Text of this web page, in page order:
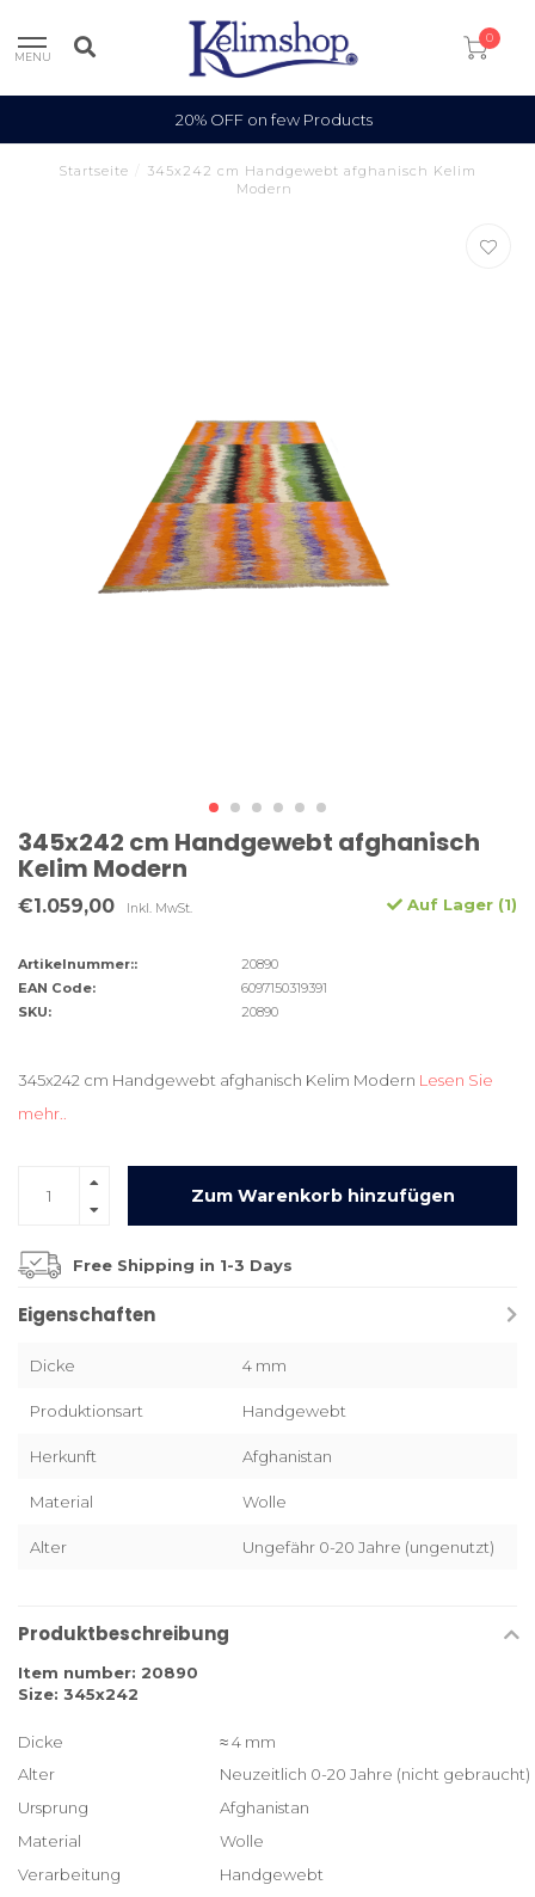
MENU
0
20% OFF on few Products
Startseite
345x242 cm Handgewebt afghanisch Kelim
Modern
345x242 cm Handgewebt afghanisch
Kelim Modern
€1.059,00 Inkl. MwSt. Auf Lager (1)
Artikelnummer::
20890
EAN Code:
6097150319391
SKU:
20890
345x242 cm Handgewebt afghanisch Kelim Modern Lesen Sie
mehr..
Zum Warenkorb hinzufügen
Free Shipping in 1-3 Days
Eigenschaften
Dicke 4 mm
Produktionsart Handgewebt
Herkunft Afghanistan
Material Wolle
Alter Ungefähr 0-20 Jahre (ungenutzt)
Produktbeschreibung
Item number: 20890
Size: 345x242
Dicke
≈ 4 mm
Alter
Neuzeitlich 0-20 Jahre (nicht gebraucht)
Ursprung
Afghanistan
Material
Wolle
Verarbeitung
Handgewebt